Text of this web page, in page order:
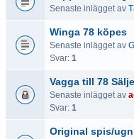
Senaste inlägget av
Winga 78 köpes
Senaste inlägget av
Svar: 1
Vagga till 78
Senaste inlägget av
Svar: 1
Original spis/